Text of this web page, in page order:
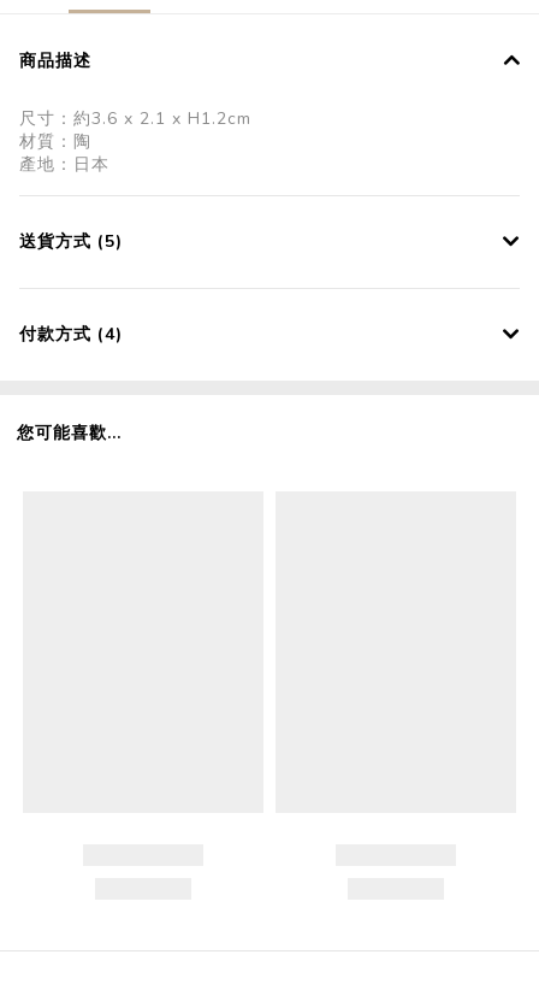
商品描述
尺寸：約3.6 x 2.1 x H1.2cm
材質：陶
產地：日本
送貨方式 (5)
付款方式 (4)
您可能喜歡...